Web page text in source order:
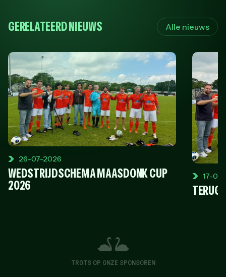
GERELATEERD NIEUWS Alle nieuws
WEDSTRIJDSCHEMA MAASDONK CUP
2026
26-07-2026
17-
TROTS OP ONZE SPONSOREN